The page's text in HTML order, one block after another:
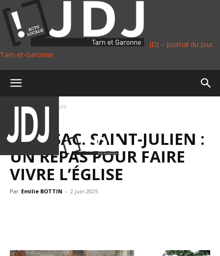
JDJ – Journal du Jour
Tarn-et-Garonne
Accueil Vie Locale
VIE LOCALE
MOISSAC. SAINT-JULIEN :
UN REPAS POUR FAIRE
VIVRE L’ÉGLISE
Par Emilie BOTTIN - 2 juin 2025